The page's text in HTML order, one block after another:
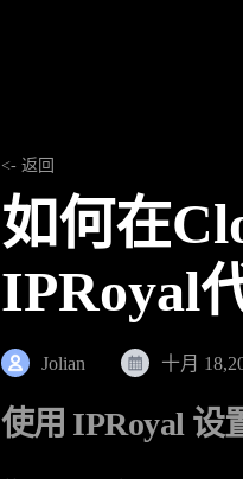
<- 返回
如何在
IPRoyal
Jolian 十月
使用 IPRoyal 设